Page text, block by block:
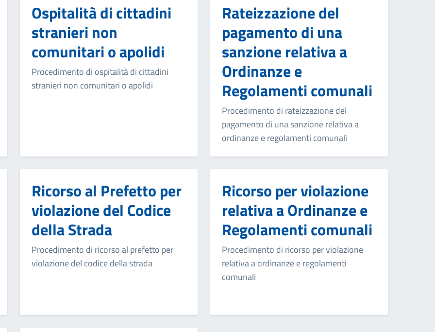
Ospitalità di cittadini
stranieri non
comunitari o apolidi
Procedimento di ospitalità di cittadini
stranieri non comunitari o apolidi
Rateizzazione del
pagamento di una
sanzione relativa a
Ordinanze e
Regolamenti comunali
Procedimento di rateizzazione del
pagamento di una sanzione relativa a
ordinanze e regolamenti comunali
Ricorso al Prefetto per
violazione del Codice
della Strada
Procedimento di ricorso al prefetto per
violazione del codice della strada
Ricorso per violazione
relativa a Ordinanze e
Regolamenti comunali
Procedimento di ricorso per violazione
relativa a ordinanze e regolamenti
comunali